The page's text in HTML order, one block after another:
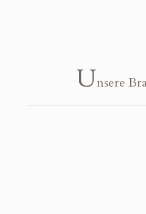
Unsere